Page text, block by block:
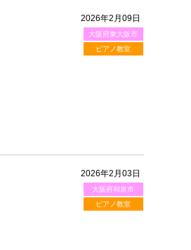
2026年2月09日
大阪府東大阪市
ピアノ教室
2026年2月03日
大阪府和泉市
ピアノ教室